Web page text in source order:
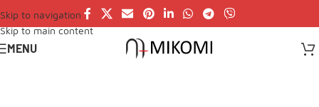
Skip to navigation
Skip to main content
MENU